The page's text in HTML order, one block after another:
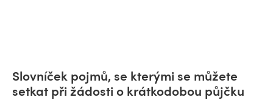
Slovníček pojmů, se kterými se můžete
setkat při žádosti o krátkodobou půjčku